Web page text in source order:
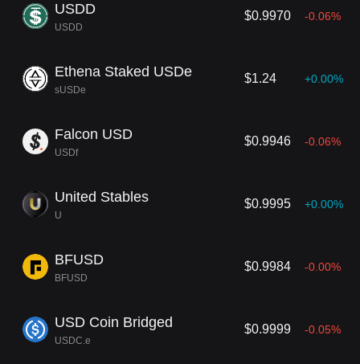
USDD
USDD
$0.9970 -0.06%
Ethena Staked USDe
sUSDe
$1.24 +0.00%
Falcon USD
USDf
$0.9946 -0.06%
United Stables
U
$0.9995 +0.00%
BFUSD
BFUSD
$0.9984 -0.00%
USD Coin Bridged
USDC.e
$0.9999 -0.05%